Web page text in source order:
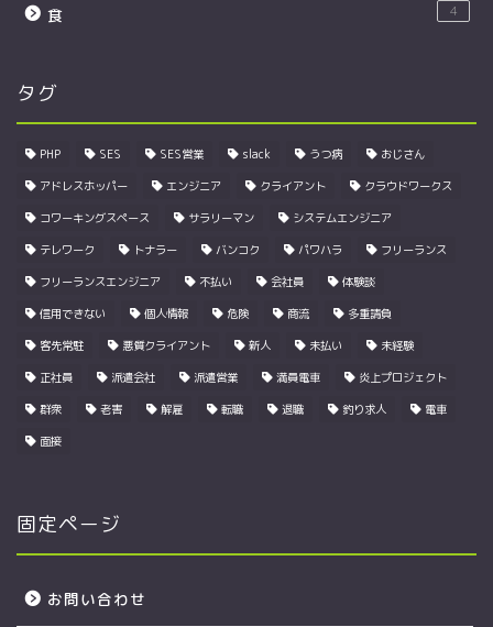
食 4
タグ
PHP SES SES営業 slack うつ病 おじさん
アドレスホッパー エンジニア クライアント クラウドワークス
コワーキングスペース サラリーマン システムエンジニア
テレワーク トナラー バンコク パワハラ フリーランス
フリーランスエンジニア 不払い 会社員 体験談
信用できない 個人情報 危険 商流 多重請負
客先常駐 悪質クライアント 新人 未払い 未経験
正社員 派遣会社 派遣営業 満員電車 炎上プロジェクト
群衆 老害 解雇 転職 退職 釣り求人 電車
面接
固定ページ
お問い合わせ